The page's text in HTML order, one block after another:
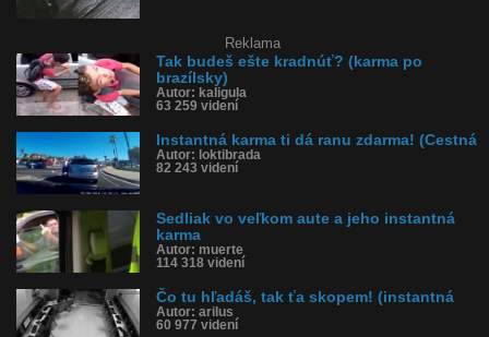
Reklama
Tak budeš ešte kradnúť? (karma po
brazílsky)
Autor: kaligula
63 259 videní
Instantná karma ti dá ranu zdarma! (Cestná
Autor: loktibrada
82 243 videní
Sedliak vo veľkom aute a jeho instantná
karma
Autor: muerte
114 318 videní
Čo tu hľadáš, tak ťa skopem! (instantná
Autor: arilus
60 977 videní